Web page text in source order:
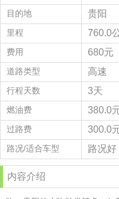
旅游问答
目的地 贵阳
里程 760.0
费用 680元
道路类型 高速
行程天数 3天
燃油费 380.0
过路费 300.0
路况/适合车型 路况好
内容介绍